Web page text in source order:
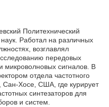
Политехнический
наук. Работал на различных
возглавлял
передовых
микроволновых сигналов. В
отдела частотного
Сан-Хосе, США, где курирует
синтезаторов для
и систем.